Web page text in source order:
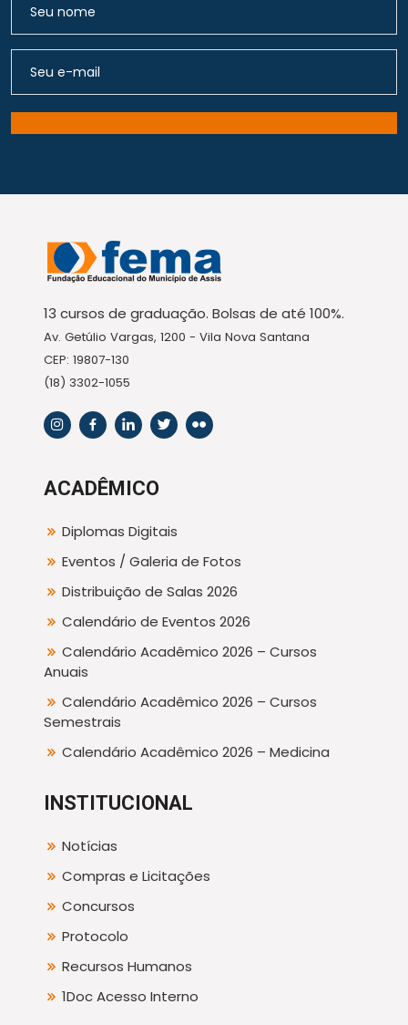
13 cursos de graduação. Bolsas de até 100%.
Av. Getúlio Vargas, 1200 - Vila Nova Santana
CEP: 19807-130
(18) 3302-1055
ACADÊMICO
Diplomas Digitais
Eventos / Galeria de Fotos
Distribuição de Salas 2026
Calendário de Eventos 2026
Calendário Acadêmico 2026 – Cursos
Anuais
Calendário Acadêmico 2026 – Cursos
Semestrais
Calendário Acadêmico 2026 – Medicina
INSTITUCIONAL
Notícias
Compras e Licitações
Concursos
Protocolo
Recursos Humanos
1Doc Acesso Interno